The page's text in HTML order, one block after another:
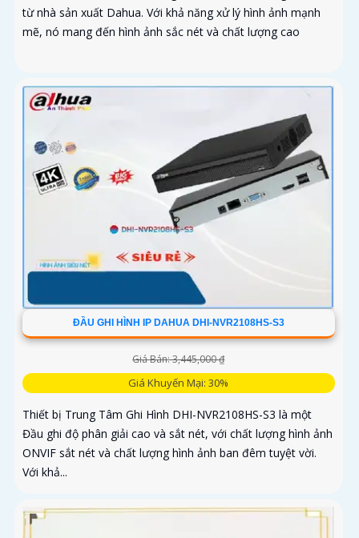
từ nhà sản xuất Dahua. Với khả năng xử lý hình ảnh mạnh
mẽ, nó mang đến hình ảnh sắc nét và chất lượng cao
ĐẦU GHI HÌNH IP DAHUA DHI-NVR2108HS-S3
Giá Bán: 3,445,000 ₫
Giá Khuyến Mại: 30%
Thiết bị Trung Tâm Ghi Hình DHI-NVR2108HS-S3 là một
Đầu ghi độ phân giải cao và sắt nét, với chất lượng hình ảnh
ONVIF sắt nét và chất lượng hình ảnh ban đêm tuyệt vời.
Với khả...